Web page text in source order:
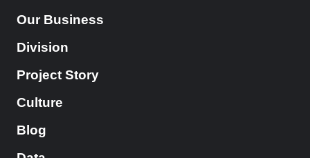
Our Business
Division
Project Story
Culture
Blog